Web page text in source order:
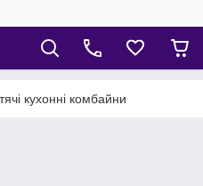
кухонні комбайни